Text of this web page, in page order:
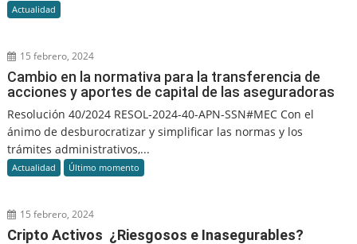
Actualidad
15 febrero, 2024
Cambio en la normativa para la transferencia de
acciones y aportes de capital de las aseguradoras
Resolución 40/2024 RESOL-2024-40-APN-SSN#MEC Con el
ánimo de desburocratizar y simplificar las normas y los
trámites administrativos,...
Actualidad Último momento
15 febrero, 2024
Cripto Activos ¿Riesgosos e Inasegurables?